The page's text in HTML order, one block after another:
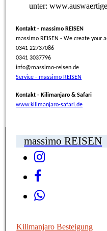
unter:
Kontakt - massimo REISEN
massimo REISEN - We create your
0341 22737086
0341 3037796
info@massimo-reisen.de
Service - massimo REISEN
Kontakt - Kilimanjaro & Safari
www.kilimanjaro-safari.de
massimo REISEN
Kilimanjaro Besteigung